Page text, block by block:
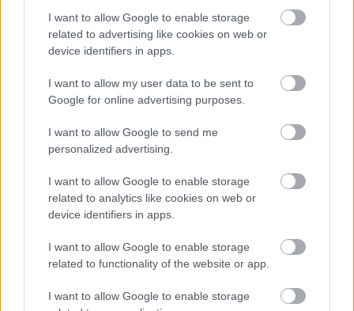
I want to allow Google to enable storage
related to advertising like cookies on web or
device identifiers in apps.
I want to allow my user data to be sent to
Google for online advertising purposes.
I want to allow Google to send me
personalized advertising.
I want to allow Google to enable storage
related to analytics like cookies on web or
device identifiers in apps.
I want to allow Google to enable storage
related to functionality of the website or app.
I want to allow Google to enable storage
Szinkronhangok: Szerelemre várva
Magyarországon is ismert szériák lettek
idén a világ legnézettebb sorozatai
Visszatérhet a Dunára a Végtelen
háborúban?
Júniusban befejeződik a TV2 egyik napi